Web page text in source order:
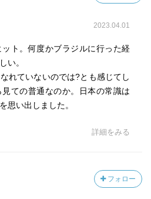
2023.04.01
ト。何度かブラジルに行った経
い。
れていないのでは?とも感じてし
ての普通なのか。日本の常識は
思い出しました。
詳細をみる
フォロー